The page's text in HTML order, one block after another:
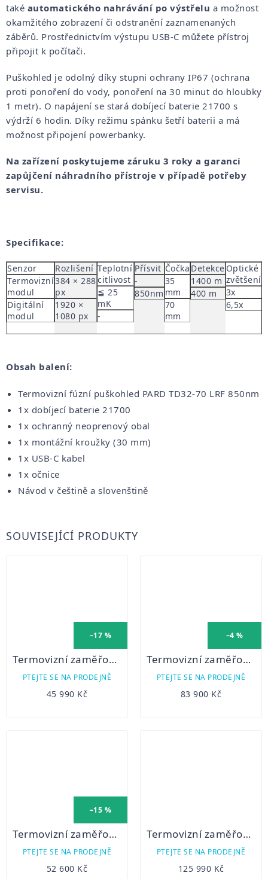
také automatického nahrávání po výstřelu a možnost
okamžitého zobrazení či odstranění zaznamenaných
záběrů. Prostřednictvím výstupu USB-C můžete přístroj
připojit k počítači.
Puškohled je odolný díky stupni ochrany IP67 (ochrana
proti ponoření do vody, ponoření na 30 minut do hloubky
1 metr). O napájení se stará dobíjecí baterie 21700 s
výdrží 6 hodin. Díky režimu spánku šetří baterii a má
možnost připojení powerbanky.
Na zařízení poskytujeme záruku 3 roky a garanci
zapůjčení náhradního přístroje v případě potřeby
servisu.
Specifikace:
Senzor
Termovizní
modul
Digitální
modul
Rozlišení
384 × 288
px
1920 ×
1080 px
Teplotní
citlivost
≦ 25
mK
-
Přísvit
-
850nm
Čočka
35
mm
70
mm
Detekce
1400 m
400 m
Optické
zvětšení
3x
6,5x
Obsah balení:
Termovizní fúzní puškohled PARD TD32-70 LRF 850nm
1x dobíjecí baterie 21700
1x ochranný neoprenový obal
1x montážní kroužky (30 mm)
1x USB-C kabel
1x očnice
Návod v češtině a slovenštině
SOUVISEJÍCÍ PRODUKTY
–17 %
Termovizní zaměřovač Talion XQ38
PTEJTE SE NA PRODEJNĚ
45 990 Kč
–4 %
Termovizní zaměřovač PARD TD62-70 LRF 940 nm
PTEJTE SE NA PRODEJNĚ
83 900 Kč
–15 %
Termovizní zaměřovač Hikmicro Stellar SH50
PTEJTE SE NA PRODEJNĚ
52 600 Kč
Termovizní zaměřovač Thermion 2 LRF XP50 PRO
PTEJTE SE NA PRODEJNĚ
125 990 Kč